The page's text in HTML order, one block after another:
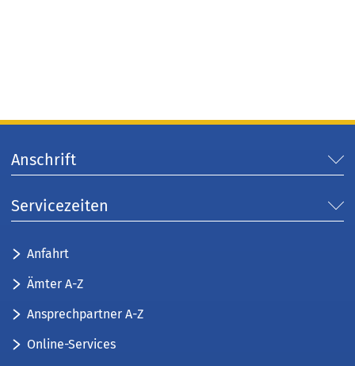
Anschrift
Servicezeiten
Anfahrt
Ämter A-Z
Ansprechpartner A-Z
Online-Services